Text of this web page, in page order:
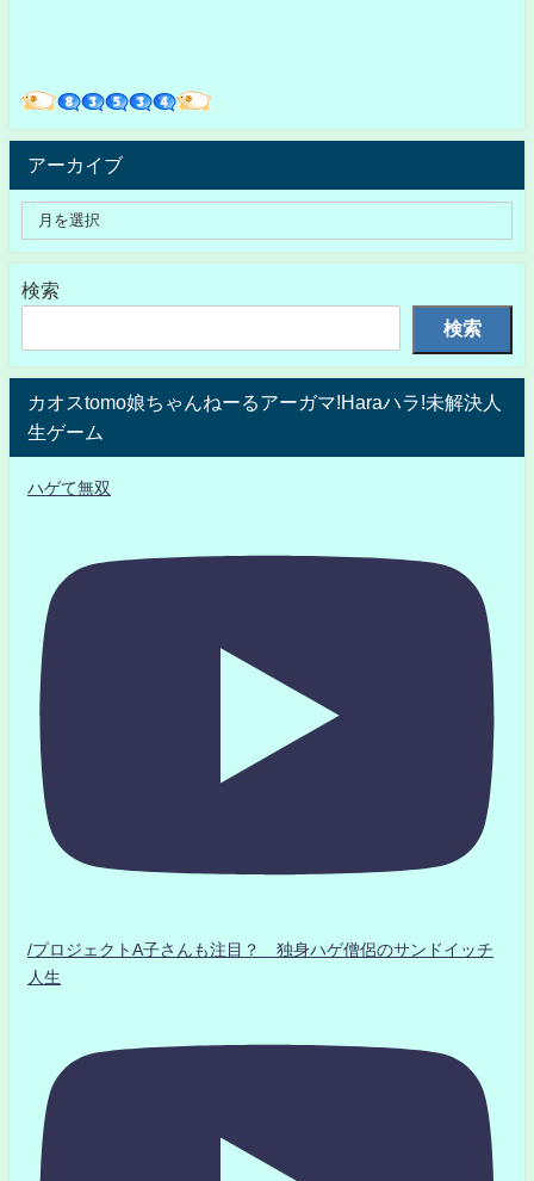
アーカイブ
検索
検索
カオスtomo娘ちゃんねーるアーガマ!Haraハラ!未解決人
生ゲーム
ハゲて無双
/プロジェクトA子さんも注目？ 独身ハゲ僧侶のサンドイッチ
人生